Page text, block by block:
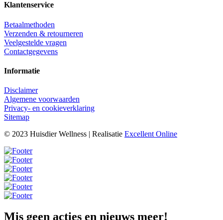
Klantenservice
Betaalmethoden
Verzenden & retourneren
Veelgestelde vragen
Contactgegevens
Informatie
Disclaimer
Algemene voorwaarden
Privacy- en cookieverklaring
Sitemap
© 2023 Huisdier Wellness | Realisatie Excellent Online
Mis geen acties en nieuws meer!